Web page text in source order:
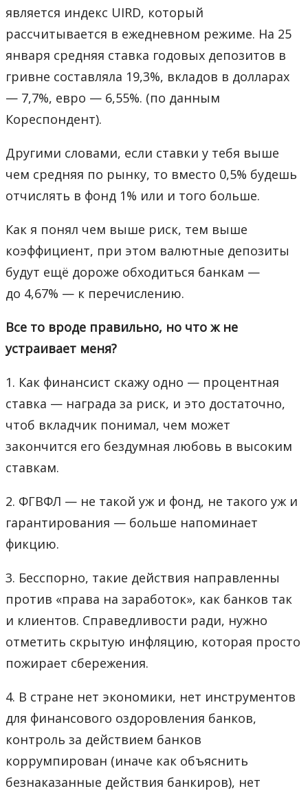
является индекс UIRD, который
рассчитывается в ежедневном режиме. На 25
января средняя ставка годовых депозитов в
гривне составляла 19,3%, вкладов в долларах
— 7,7%, евро — 6,55%. (по данным
Кореспондент).
Другими словами, если ставки у тебя выше
чем средняя по рынку, то вместо 0,5% будешь
отчислять в фонд 1% или и того больше.
Как я понял чем выше риск, тем выше
коэффициент, при этом валютные депозиты
будут ещё дороже обходиться банкам —
до 4,67% — к перечислению.
Все то вроде правильно, но что ж не
устраивает меня?
1. Как финансист скажу одно — процентная
ставка — награда за риск, и это достаточно,
чтоб вкладчик понимал, чем может
закончится его бездумная любовь в высоким
ставкам.
2. ФГВФЛ — не такой уж и фонд, не такого уж и
гарантирования — больше напоминает
фикцию.
3. Бесспорно, такие действия направленны
против «права на заработок», как банков так
и клиентов. Справедливости ради, нужно
отметить скрытую инфляцию, которая просто
пожирает сбережения.
4. В стране нет экономики, нет инструментов
для финансового оздоровления банков,
контроль за действием банков
коррумпирован (иначе как объяснить
безнаказанные действия банкиров), нет